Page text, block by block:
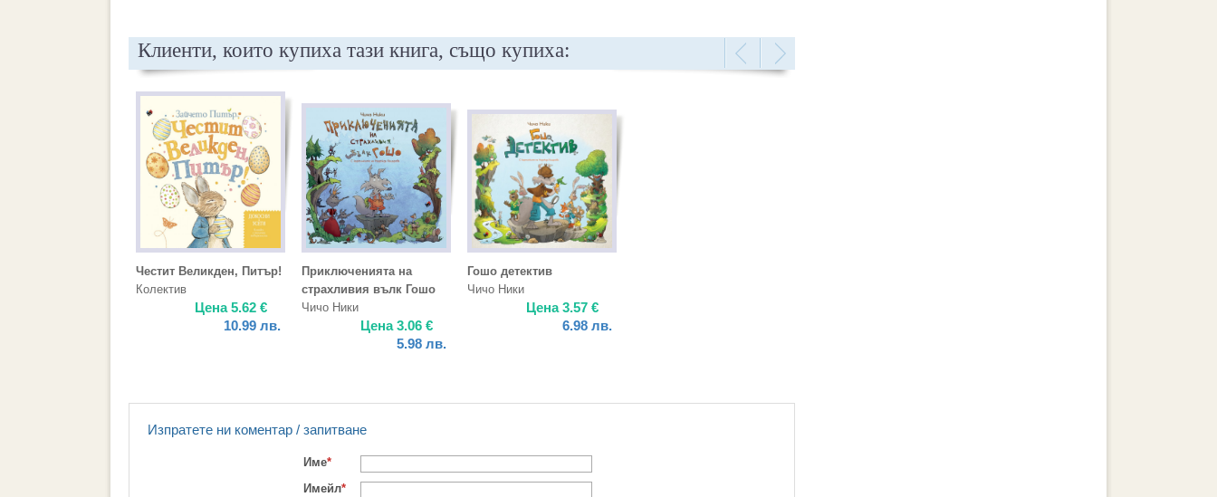
Клиенти, които купиха тази книга, също купиха:
Честит Великден, Питър!
Колектив
Цена5.62 €
10.99 лв.
Приключенията на
страхливия вълк Гошо
Чичо Ники
Цена3.06 €
5.98 лв.
Гошо детектив
Чичо Ники
Цена3.57 €
6.98 лв.
Изпратете ни коментар / запитване
Име*
Имейл*